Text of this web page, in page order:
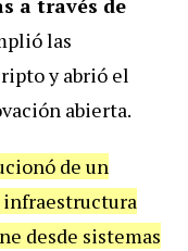
a través de
las
y abrió el
abierta.
de un
desde sistemas